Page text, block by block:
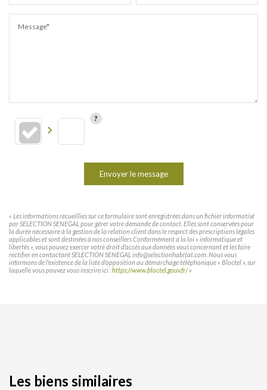
Message*
Envoyer le message
« Les informations recueillies sur ce formulaire sont enregistrées dans un fichier informatisé
par SELECTION SENEGAL pour gérer votre demande de contact. Elles sont conservées pour
la durée nécessaire à la gestion de la relation client dans le respect des prescriptions légales
applicables et sont destinées à nos conseillers Conformément à la loi « informatique et
libertés », vous pouvez exercer votre droit d'accès aux données vous concernant et les faire
rectifier en contactant SELECTION SENEGAL info@selectionhabitat.com. Nous vous
informons de l'existence de la liste d'opposition au démarchage téléphonique « Bloctel », sur
laquelle vous pouvez vous inscrire ici :https://www.bloctel.gouv.fr/»
Les biens similaires